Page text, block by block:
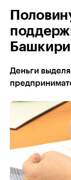
Деньги